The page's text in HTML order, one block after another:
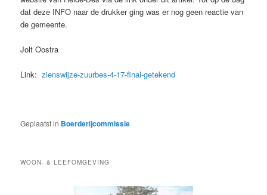
dat deze INFO naar de drukker ging was er nog geen reactie van
de gemeente.
Jolt Oostra
Link:zienswijze-zuurbes-4-17-final-getekend
Geplaatst in Boerderijcommissie
WOON- & LEEFOMGEVING